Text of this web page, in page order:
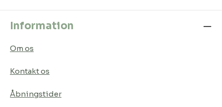
Information
Om os
Kontakt os
Åbningstider